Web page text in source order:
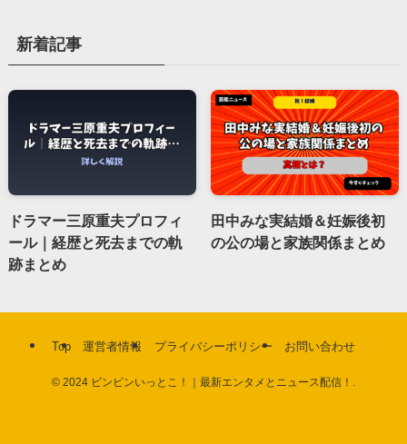
新着記事
ドラマー三原重夫プロフィ
ール｜経歴と死去までの軌
跡まとめ
田中みな実結婚＆妊娠後初
の公の場と家族関係まとめ
Top 運営者情報 プライバシーポリシー お問い合わせ
© 2024 ビンビンいっとこ！｜最新エンタメとニュース配信！.